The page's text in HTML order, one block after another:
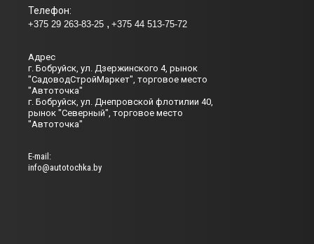
Телефон:
+375 29 263-83-25 +375 44 513-75-72
Адрес
г. Бобруйск, ул. Дзержинского 4, рынок
"СадоводСтройМаркет", торговое место
"Автоточка"
г. Бобруйск, ул. Днепровской флотилии 40,
рынок "Северный", торговое место
"Автоточка"
Е-mail:
info@autotochka.by